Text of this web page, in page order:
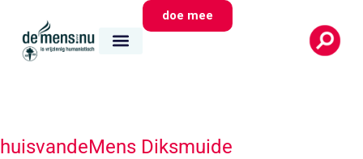
doe mee
huisvandeMens Diksmuide